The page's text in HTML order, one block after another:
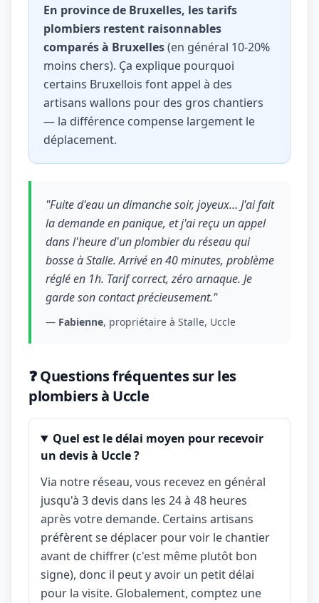
En province de Bruxelles, les tarifs
plombiers restent raisonnables
comparés à Bruxelles(en général 10-20%
moins chers). Ça explique pourquoi
certains Bruxellois font appel à des
artisans wallons pour des gros chantiers
— la différence compense largement le
déplacement.
"Fuite d'eau un dimanche soir, joyeux… J'ai fait
la demande en panique, et j'ai reçu un appel
dans l'heure d'un plombier du réseau qui
bosse à Stalle. Arrivé en 40 minutes, problème
réglé en 1h. Tarif correct, zéro arnaque. Je
garde son contact précieusement."
— Fabienne, propriétaire à Stalle, Uccle
❓ Questions fréquentes sur les
plombiers à Uccle
Quel est le délai moyen pour recevoir
un devis à Uccle ?
Via notre réseau, vous recevez en général
jusqu'à 3 devis dans les 24 à 48 heures
après votre demande. Certains artisans
préfèrent se déplacer pour voir le chantier
avant de chiffrer (c'est même plutôt bon
signe), donc il peut y avoir un petit délai
pour la visite. Globalement, comptez une